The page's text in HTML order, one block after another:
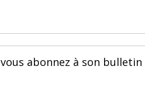
abonnez à son bulletin